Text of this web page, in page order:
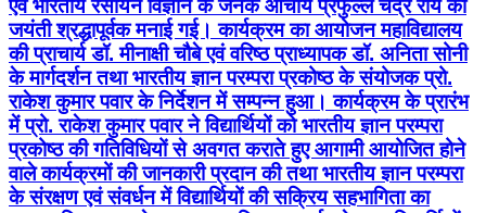
एवं भारतीय रसायन विज्ञान के जनक आचार्य प्रफुल्ल चंद्र रॉय की
जयंती श्रद्धापूर्वक मनाई गई। कार्यक्रम का आयोजन महाविद्यालय
की प्राचार्य डॉ. मीनाक्षी चौबे एवं वरिष्ठ प्राध्यापक डॉ. अनिता सोनी
के मार्गदर्शन तथा भारतीय ज्ञान परम्परा प्रकोष्ठ के संयोजक प्रो.
राकेश कुमार पवार के निर्देशन में सम्पन्न हुआ। कार्यक्रम के प्रारंभ
में प्रो. राकेश कुमार पवार ने विद्यार्थियों को भारतीय ज्ञान परम्परा
प्रकोष्ठ की गतिविधियों से अवगत कराते हुए आगामी आयोजित होने
वाले कार्यक्रमों की जानकारी प्रदान की तथा भारतीय ज्ञान परम्परा
के संरक्षण एवं संवर्धन में विद्यार्थियों की सक्रिय सहभागिता का